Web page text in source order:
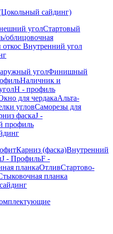
сайдинг)
уголСтартовый
облицовочная
Внутренний угол
уголФинишный
Наличник и
H - профиль
для чердакаАльта-
угловСаморезы для
фаскаJ -
профиль
Карниз (фаска)Внутренний
J - ПрофильF -
планкаОтливСтартово-
планка